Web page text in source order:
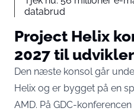
databrud
Project Helix
2027 til
Den næste konsol går
Helix og er bygget på en
AMD. På GDC-